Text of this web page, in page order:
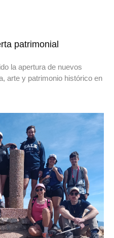
patrimonial
la apertura de nuevos
arte y patrimonio histórico en